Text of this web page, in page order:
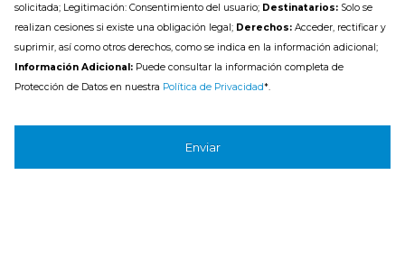
solicitada; Legitimación: Consentimiento del usuario; Destinatarios: Solo se
realizan cesiones si existe una obligación legal; Derechos: Acceder, rectificar y
suprimir, así como otros derechos, como se indica en la información adicional;
Información Adicional: Puede consultar la información completa de
Protección de Datos en nuestra Política de Privacidad*.